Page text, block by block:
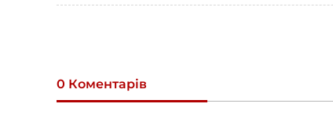
0 Коментарів